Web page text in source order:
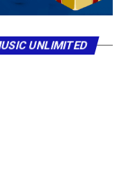
que han pasado en
UNLIMITED